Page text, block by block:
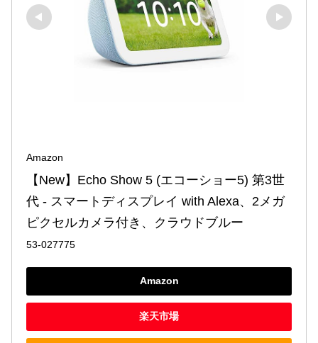
Amazon
【New】Echo Show 5 (エコーショー5) 第3世
代 - スマートディスプレイ with Alexa、2メガ
ピクセルカメラ付き、クラウドブルー
53-027775
Amazon
楽天市場